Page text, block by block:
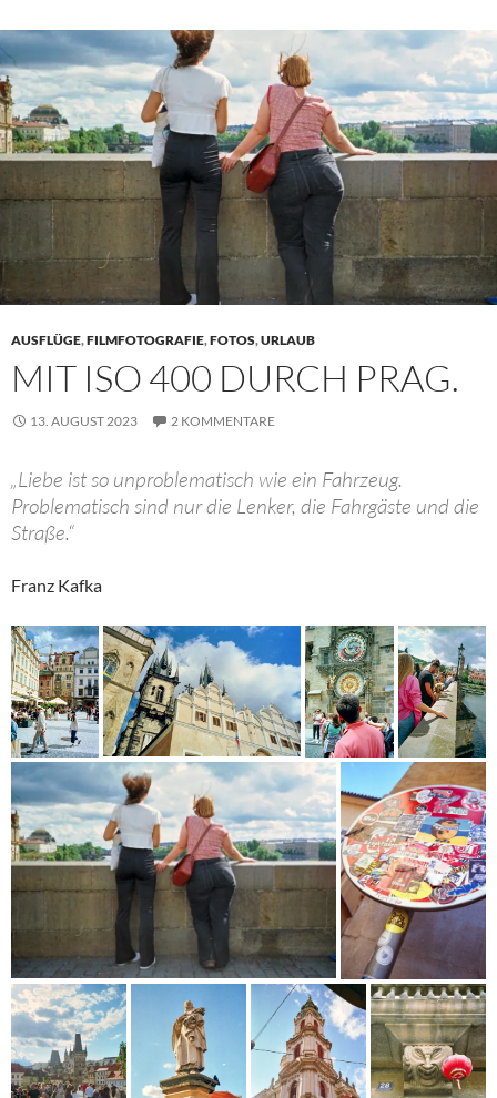
AUSFLÜGE,FILMFOTOGRAFIE,FOTOS,URLAUB
MIT ISO 400 DURCH PRAG.
13. AUGUST 2023 2 KOMMENTARE
„Liebe ist so unproblematisch wie ein Fahrzeug.
Problematisch sind nur die Lenker, die Fahrgäste und die
Straße.“
Franz Kafka